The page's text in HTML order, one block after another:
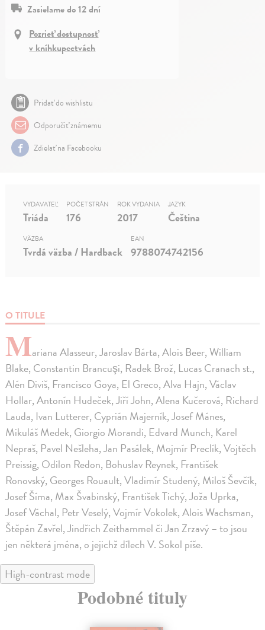
Zasielame do 12 dní
Pozrieť dostupnosť
v kníhkupectvách
Pridať do wishlistu
Odporučiť známemu
Zdielať na Facebooku
O TITULE
Mariana Alasseur, Jaroslav Bárta, Alois Beer, William
Blake, Constantin Brancuşi, Radek Brož, Lucas Cranach st.,
Alén Diviš, Francisco Goya, El Greco, Alva Hajn, Václav
Hollar, Antonín Hudeček, Jiří John, Alena Kučerová, Richard
Lauda, Ivan Lutterer, Cyprián Majerník, Josef Mánes,
Mikuláš Medek, Giorgio Morandi, Edvard Munch, Karel
Nepraš, Pavel Nešleha, Jan Pasálek, Mojmír Preclík, Vojtěch
Preissig, Odilon Redon, Bohuslav Reynek, František
Ronovský, Georges Rouault, Vladimír Studený, Miloš Ševčík,
Josef Šíma, Max Švabinský, František Tichý, Joža Uprka,
Josef Váchal, Petr Veselý, Vojmír Vokolek, Alois Wachsman,
Štěpán Zavřel, Jindřich Zeithammel či Jan Zrzavý – to jsou
jen některá jména, o jejichž dílech V. Sokol píše.
VYDAVATEĽ
Triáda
POČET STRÁN
176
ROK VYDANIA
2017
JAZYK
Čeština
VÄZBA
Tvrdá väzba / Hardback
EAN
9788074742156
High-contrast mode
Podobné tituly